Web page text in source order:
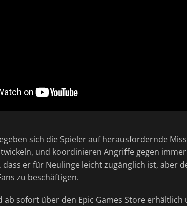
sich die Spieler auf herausfordernde
und koordinieren Angriffe gegen
er für Neulinge leicht zugänglich ist, aber
zu beschäftigen.
ab sofort über den Epic Games Store